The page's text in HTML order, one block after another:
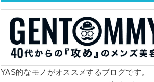
YAS的なモノがオススメするブログです。